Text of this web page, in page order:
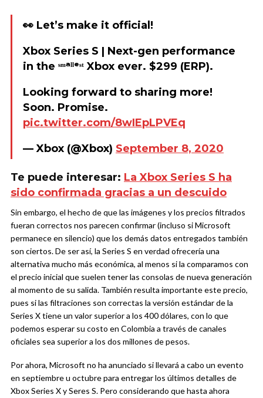
👀 Let’s make it official!
Xbox Series S | Next-gen performance
in the ˢᵐᵃˡˡᵉˢᵗ Xbox ever. $299 (ERP).
Looking forward to sharing more!
Soon. Promise.
pic.twitter.com/8wIEpLPVEq
— Xbox (@Xbox) September 8, 2020
Te puede interesar: La Xbox Series S ha
sido confirmada gracias a un descuido
Sin embargo, el hecho de que las imágenes y los precios filtrados
fueran correctos nos parecen confirmar (incluso si Microsoft
permanece en silencio) que los demás datos entregados también
son ciertos. De ser así, la Series S en verdad ofrecería una
alternativa mucho más económica, al menos si la comparamos con
el precio inicial que suelen tener las consolas de nueva generación
al momento de su salida. También resulta importante este precio,
pues si las filtraciones son correctas la versión estándar de la
Series X tiene un valor superior a los 400 dólares, con lo que
podemos esperar su costo en Colombia a través de canales
oficiales sea superior a los dos millones de pesos.
Por ahora, Microsoft no ha anunciado si llevará a cabo un evento
en septiembre u octubre para entregar los últimos detalles de
Xbox Series X y Seres S. Pero considerando que hasta ahora